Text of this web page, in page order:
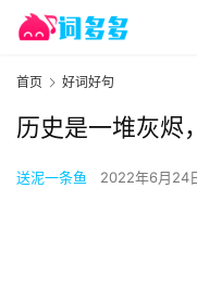
首页 好词好句
历史是一堆灰烬
送泥一条鱼 2022年6月24